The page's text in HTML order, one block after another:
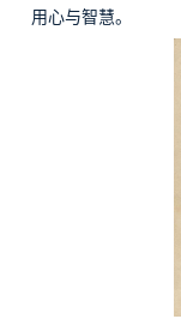
用心与智慧。